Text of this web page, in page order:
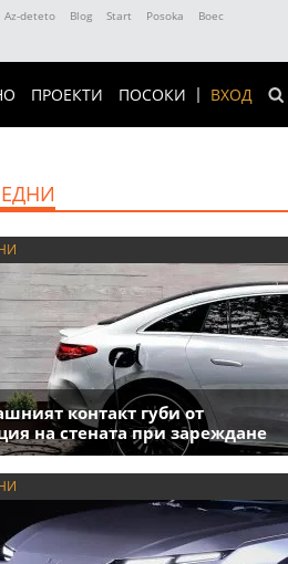
Az-deteto Blog Start Posoka
Boec
ВХОД
ПРОЕКТИ ПОСОКИ
контакт губи от
на стената при зареждане